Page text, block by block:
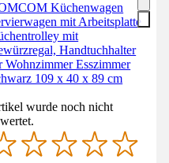
Küchenwagen
mit Arbeitsplatte
mit
Handtuchhalter
Wohnzimmer Esszimmer
109 x 40 x 89 cm
wurde noch nicht